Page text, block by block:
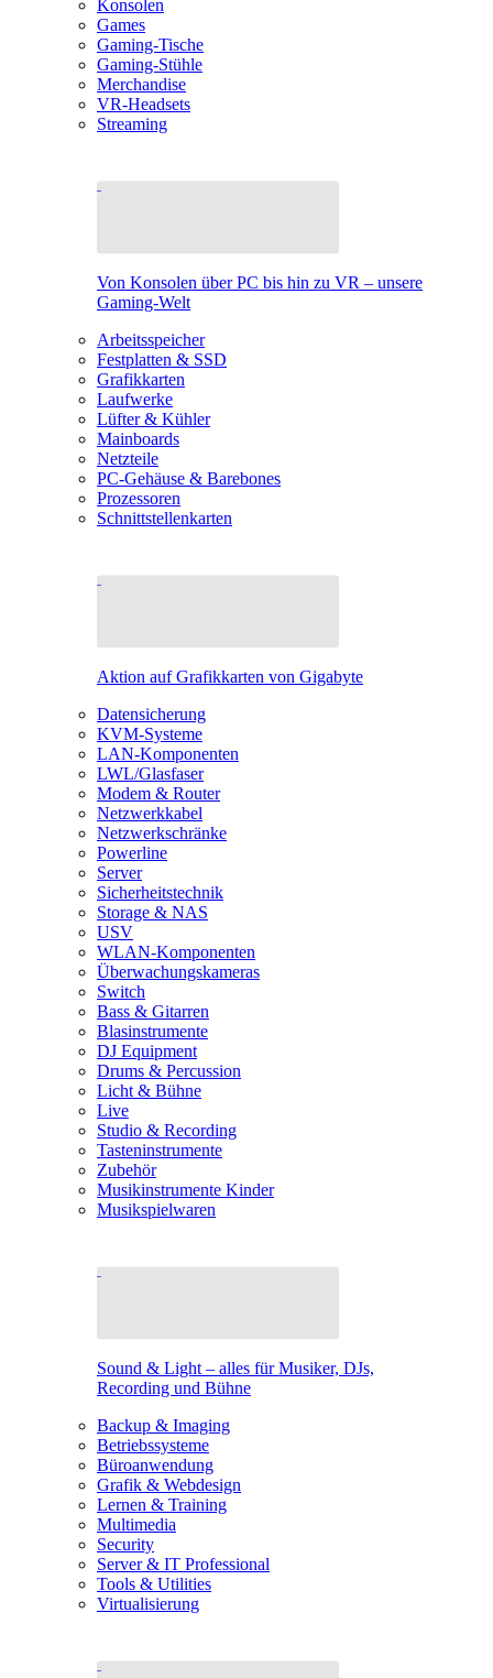
Konsolen
Games
Gaming-Tische
Gaming-Stühle
Merchandise
VR-Headsets
Streaming
Von Konsolen über PC bis hin zu VR – unsere
Gaming-Welt
Arbeitsspeicher
Festplatten & SSD
Grafikkarten
Laufwerke
Lüfter & Kühler
Mainboards
Netzteile
PC-Gehäuse & Barebones
Prozessoren
Schnittstellenkarten
Aktion auf Grafikkarten von Gigabyte
Datensicherung
KVM-Systeme
LAN-Komponenten
LWL/Glasfaser
Modem & Router
Netzwerkkabel
Netzwerkschränke
Powerline
Server
Sicherheitstechnik
Storage & NAS
USV
WLAN-Komponenten
Überwachungskameras
Switch
Bass & Gitarren
Blasinstrumente
DJ Equipment
Drums & Percussion
Licht & Bühne
Live
Studio & Recording
Tasteninstrumente
Zubehör
Musikinstrumente Kinder
Musikspielwaren
Sound & Light – alles für Musiker, DJs,
Recording und Bühne
Backup & Imaging
Betriebssysteme
Büroanwendung
Grafik & Webdesign
Lernen & Training
Multimedia
Security
Server & IT Professional
Tools & Utilities
Virtualisierung